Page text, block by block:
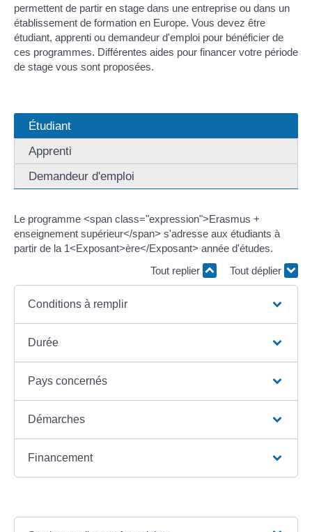
permettent de partir en stage dans une entreprise ou dans un
établissement de formation en Europe. Vous devez être
étudiant, apprenti ou demandeur d'emploi pour bénéficier de
ces programmes. Différentes aides pour financer votre période
de stage vous sont proposées.
Étudiant
Apprenti
Demandeur d'emploi
Le programme <span class="expression">Erasmus +
enseignement supérieur</span> s'adresse aux étudiants à
partir de la 1<Exposant>ère</Exposant> année d'études.
Tout replier
Tout déplier
Conditions à remplir
Durée
Pays concernés
Démarches
Financement